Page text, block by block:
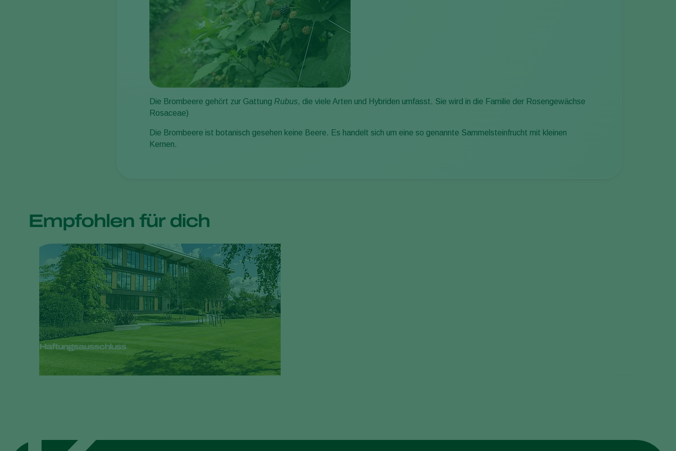
Die Brombeere gehört zur Gattung Rubus, die viele Arten und Hybriden umfasst. Sie wird in die Familie der Rosengewächse
Rosaceae)
Die Brombeere ist botanisch gesehen keine Beere. Es handelt sich um eine so genannte Sammelsteinfrucht mit kleinen
Kernen.
Empfohlen für dich
Haftungsausschluss